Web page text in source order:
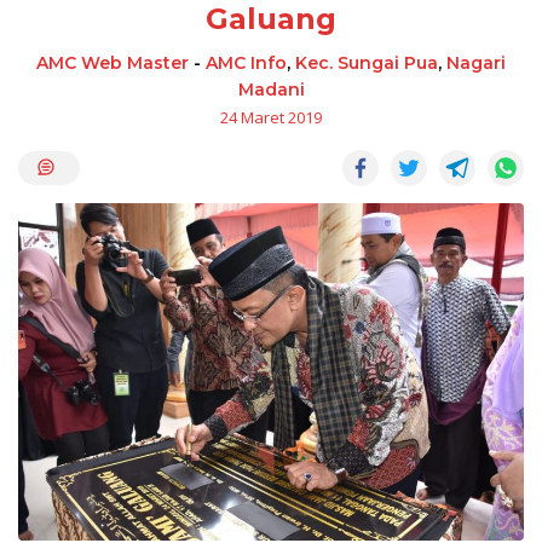
Galuang
AMC Web Master - AMC Info, Kec. Sungai Pua, Nagari
Madani
24 Maret 2019